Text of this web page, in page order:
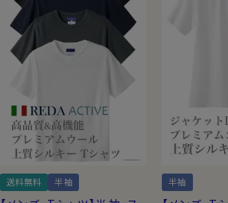
イヤルオックスフォード」のような
え。
送料無料 半袖 半袖